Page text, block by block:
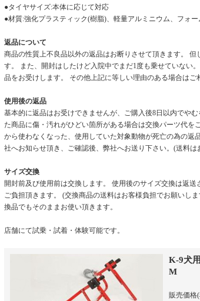
●タイヤサイズ:本体に応じて対応
●材質:強化プラスティック(樹脂)、軽量アルミニウム、フォ
返品について
商品の性質上不良品以外の返品はお断りさせて頂きます。
す。 また、開封はしたけど入院中でまだ1度も乗せていない
品をお受けします。 その他上記に等しい理由のある場合は
使用後の返品
基本的に返品はお受けできませんが、ご購入後8日以内でや
た商品に傷・汚れがひどい箇所がある場合は交換パーツ代
から使わなくなった、使用していた対象動物が死亡の為の
社へお知らせ頂き、ご確認後、弊社へお送り下さい。(送料
サイズ交換
開封前及び使用前は交換します。 使用後のサイズ交換は返
ご負担頂きます。 (交換商品の送料はお客様負担でお願いし
換品でもそのままお使い頂きます。
店舗にて試乗・試着・体験可能です。
K-9犬
M
販売価格(